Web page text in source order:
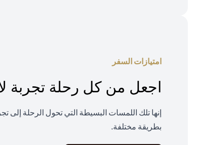
امتيازات السفر
اجعل من كل رحلة تجربة
إنها تلك اللمسات البسيطة التي تحول الرحلة إلى
بطريقة مختلفة.